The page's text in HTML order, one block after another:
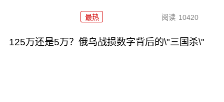
最热 阅读 10420
125万还是5万？俄乌战损数字背后的\"三国杀\"